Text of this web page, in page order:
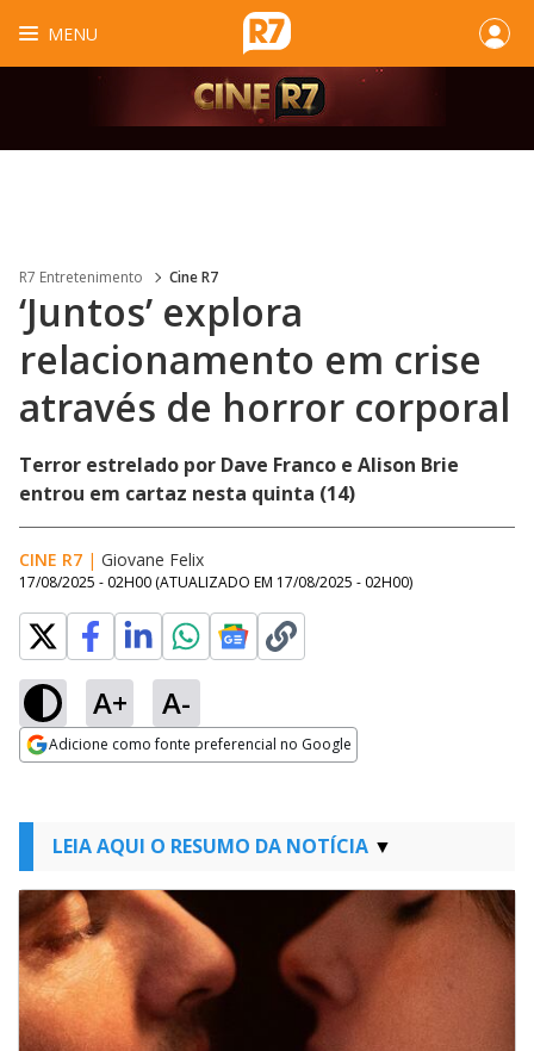
MENU
R7 Entretenimento Cine R7
‘Juntos’ explora
relacionamento em crise
através de horror corporal
Terror estrelado por Dave Franco e Alison Brie
entrou em cartaz nesta quinta (14)
CINE R7 | Giovane Felix
17/08/2025 - 02H00 (ATUALIZADO EM 17/08/2025 - 02H00)
A+ A-
Adicione como fonte preferencial no Google
LEIA AQUI O RESUMO DA NOTÍCIA